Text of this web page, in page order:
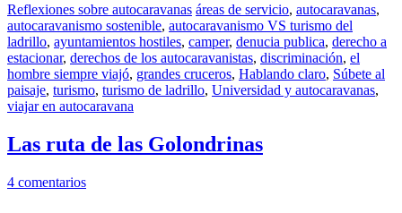
Reflexiones sobre autocaravanas áreas de servicio, autocaravanas,
autocaravanismo sostenible, autocaravanismo VS turismo del
ladrillo, ayuntamientos hostiles, camper, denucia publica, derecho a
estacionar, derechos de los autocaravanistas, discriminación, el
hombre siempre viajó, grandes cruceros, Hablando claro, Súbete al
paisaje, turismo, turismo de ladrillo, Universidad y autocaravanas,
viajar en autocaravana
Las ruta de las Golondrinas
4 comentarios